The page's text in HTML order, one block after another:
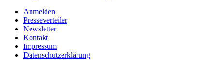
Anmelden
Presseverteiler
Newsletter
Kontakt
Impressum
Datenschutzerklärung